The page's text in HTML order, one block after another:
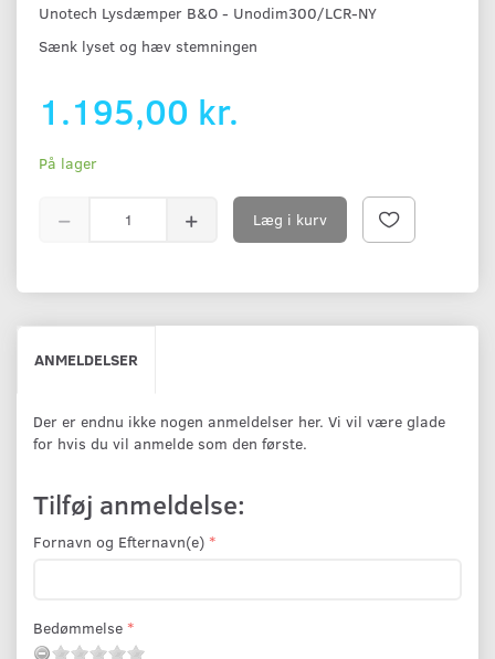
Unotech Lysdæmper B&O - Unodim300/LCR-NY
Sænk lyset og hæv stemningen
1.195,00 kr.
På lager
Læg i kurv
ANMELDELSER
Der er endnu ikke nogen anmeldelser her. Vi vil være glade
for hvis du vil anmelde som den første.
Tilføj anmeldelse:
Fornavn og Efternavn(e)
Bedømmelse